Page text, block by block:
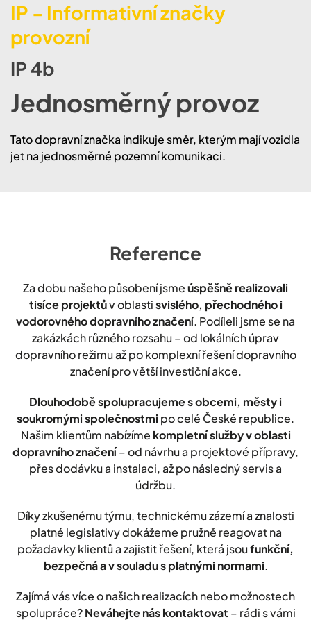
IP - Informativní značky
provozní
IP 4b
Jednosměrný provoz
Tato dopravní značka indikuje směr, kterým mají vozidla
jet na jednosměrné pozemní komunikaci.
Reference
Za dobu našeho působení jsmeúspěšně realizovali
tisíce projektův oblastisvislého, přechodného i
vodorovného dopravního značení. Podíleli jsme se na
zakázkách různého rozsahu – od lokálních úprav
dopravního režimu až po komplexní řešení dopravního
značení pro větší investiční akce.
Dlouhodobě spolupracujeme s obcemi, městy i
soukromými společnostmi po celé České republice.
Našim klientům nabízíme kompletní služby v oblasti
dopravního značení– od návrhu a projektové přípravy,
přes dodávku a instalaci, až po následný servis a
údržbu.
Díky zkušenému týmu, technickému zázemí a znalosti
platné legislativy dokážeme pružně reagovat na
požadavky klientů a zajistit řešení, která jsoufunkční,
bezpečná a v souladu s platnými normami.
Zajímá vás více o našich realizacích nebo možnostech
spolupráce?Neváhejte nás kontaktovat – rádi s vámi